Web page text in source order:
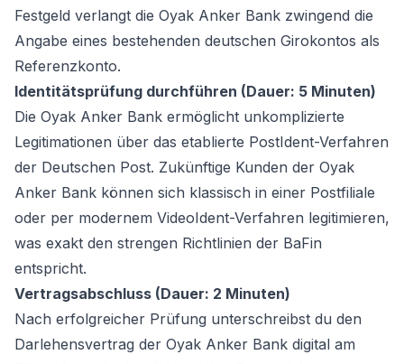
Festgeld verlangt die Oyak Anker Bank zwingend die
Angabe eines bestehenden deutschen Girokontos als
Referenzkonto.
Identitätsprüfung durchführen (Dauer: 5 Minuten)
Die Oyak Anker Bank ermöglicht unkomplizierte
Legitimationen über das etablierte PostIdent-Verfahren
der Deutschen Post. Zukünftige Kunden der Oyak
Anker Bank können sich klassisch in einer Postfiliale
oder per modernem VideoIdent-Verfahren legitimieren,
was exakt den strengen Richtlinien der BaFin
entspricht.
Vertragsabschluss (Dauer: 2 Minuten)
Nach erfolgreicher Prüfung unterschreibst du den
Darlehensvertrag der Oyak Anker Bank digital am